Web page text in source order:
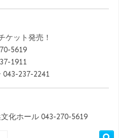
ケット発売！
5619
1911
237-2241
化ホール 043-270-5619